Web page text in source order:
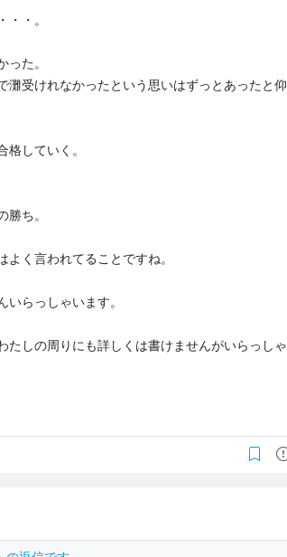
・。
た。
受けれなかったという思いはずっとあったと仰
していく。
ち。
く言われてることですね。
らっしゃいます。
しの周りにも詳しくは書けませんがいらっしゃ